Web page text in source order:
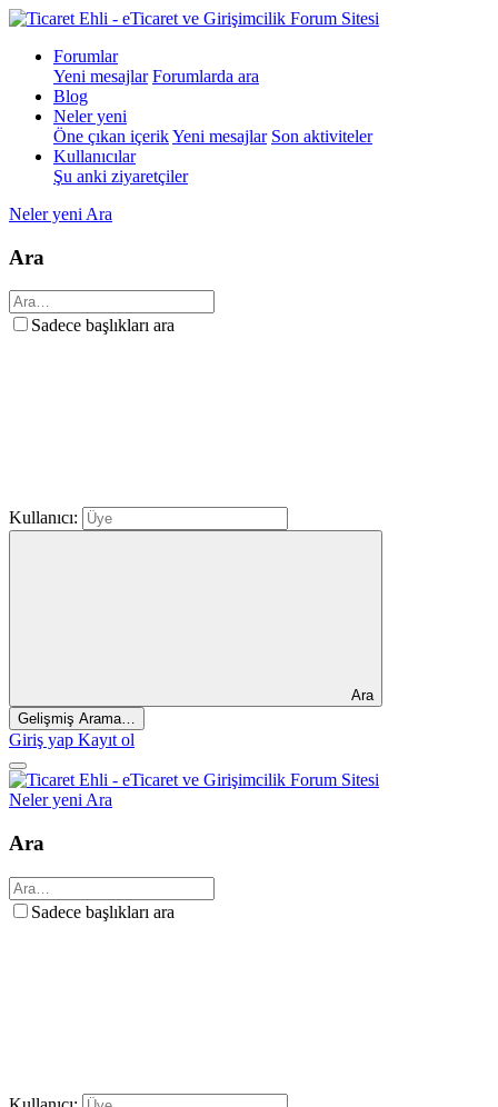
Forumlar
Yeni mesajlar Forumlarda ara
Blog
Neler yeni
Öne çıkan içerikYeni mesajlar Son aktiviteler
Kullanıcılar
Şu anki ziyaretçiler
Neler yeni Ara
Ara
Sadece başlıkları ara
Kullanıcı:
Ara
Gelişmiş Arama…
Giriş yap Kayıt ol
Neler yeniAra
Ara
Sadece başlıkları ara